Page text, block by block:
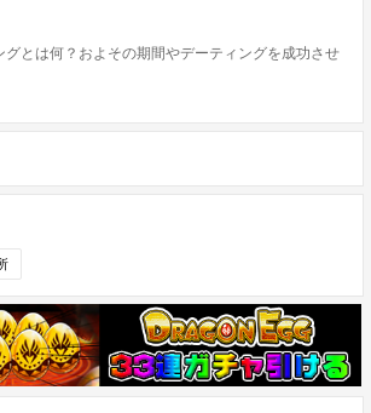
グとは何？およその期間やデーティングを成功させ